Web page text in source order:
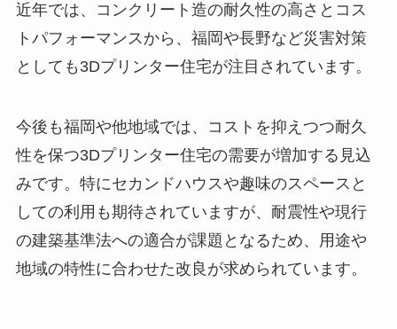
近年では、コンクリート造の耐久性の高さとコス
トパフォーマンスから、福岡や長野など災害対策
としても3Dプリンター住宅が注目されています。
今後も福岡や他地域では、コストを抑えつつ耐久
性を保つ3Dプリンター住宅の需要が増加する見込
みです。特にセカンドハウスや趣味のスペースと
しての利用も期待されていますが、耐震性や現行
の建築基準法への適合が課題となるため、用途や
地域の特性に合わせた改良が求められています。